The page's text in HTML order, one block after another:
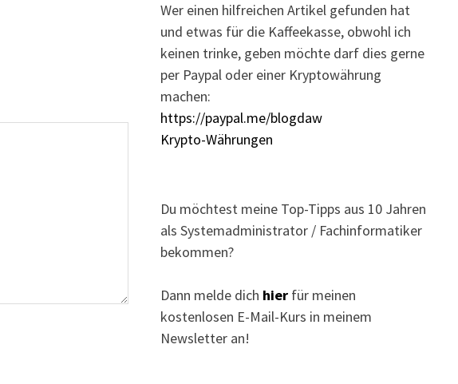
Wer einen hilfreichen Artikel gefunden hat
und etwas für die Kaffeekasse, obwohl ich
keinen trinke, geben möchte darf dies gerne
per Paypal oder einer Kryptowährung
machen:
https://paypal.me/blogdaw
Krypto-Währungen
Du möchtest meine Top-Tipps aus 10 Jahren
als Systemadministrator / Fachinformatiker
bekommen?
Dann melde dich hierfür meinen
kostenlosen E-Mail-Kurs in meinem
Newsletter an!